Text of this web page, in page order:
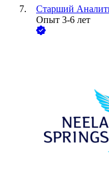
Старший
Опыт 3-6 лет